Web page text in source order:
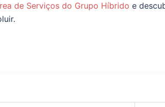
de Serviços do Grupo Híbrido e